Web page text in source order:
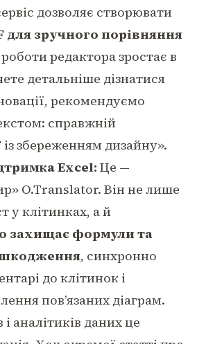
дозволяє створювати
для зручного порівняння
редактора зростає в
детальніше дізнатися
рекомендуємо
справжній
із збереженням дизайну».
Excel: Це —
O.Translator. Він не лише
у клітинках, а й
захищає формули та
, синхронно
до клітинок і
пов’язаних діаграм.
аналітиків даних це